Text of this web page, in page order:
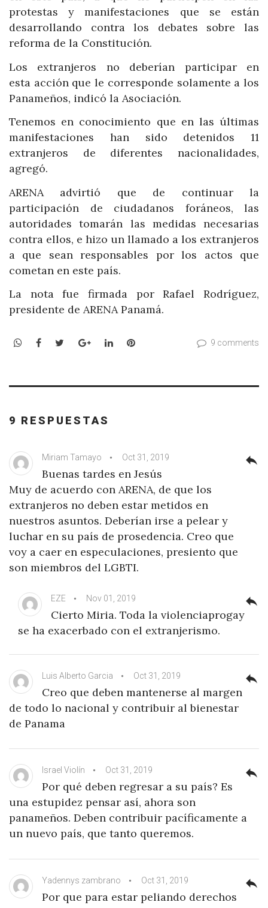
protestas y manifestaciones que se están
desarrollando contra los debates sobre las
reforma de la Constitución.
Los extranjeros no deberían participar en
esta acción que le corresponde solamente a los
Panameños, indicó la Asociación.
Tenemos en conocimiento que en las últimas
manifestaciones han sido detenidos 11
extranjeros de diferentes nacionalidades,
agregó.
ARENA advirtió que de continuar la
participación de ciudadanos foráneos, las
autoridades tomarán las medidas necesarias
contra ellos, e hizo un llamado a los extranjeros
a que sean responsables por los actos que
cometan en este país.
La nota fue firmada por Rafael Rodríguez,
presidente de ARENA Panamá.
WhatsApp
Facebook
TwitterGoogle+LinkedInPinterest 9 comments
9 RESPUESTAS
Miriam Tamayo Oct 31, 2019
Buenas tardes en Jesús
Muy de acuerdo con ARENA, de que los
extranjeros no deben estar metidos en
nuestros asuntos. Deberían irse a pelear y
luchar en su país de prosedencia. Creo que
voy a caer en especulaciones, presiento que
son miembros del LGBTI.
reply
EZE Nov 01, 2019
Cierto Miria. Toda la violenciaprogay
se ha exacerbado con el extranjerismo.
reply
Luis Alberto Garcia Oct 31, 2019
Creo que deben mantenerse al margen
de todo lo nacional y contribuir al bienestar
de Panama
reply
Israel Violín Oct 31, 2019
Por qué deben regresar a su país? Es
una estupidez pensar así, ahora son
panameños. Deben contribuir pacíficamente a
un nuevo país, que tanto queremos.
reply
Yadennys zambrano Oct 31, 2019
Por que para estar peliando derechos
reply